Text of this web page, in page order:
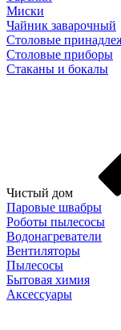
Миски
Чайник заварочный
Столовые
Столовые приборы
Стаканы и бокалы
Чистый дом
Паровые швабры
Роботы пылесосы
Водонагреватели
Вентиляторы
Пылесосы
Бытовая химия
Аксессуары